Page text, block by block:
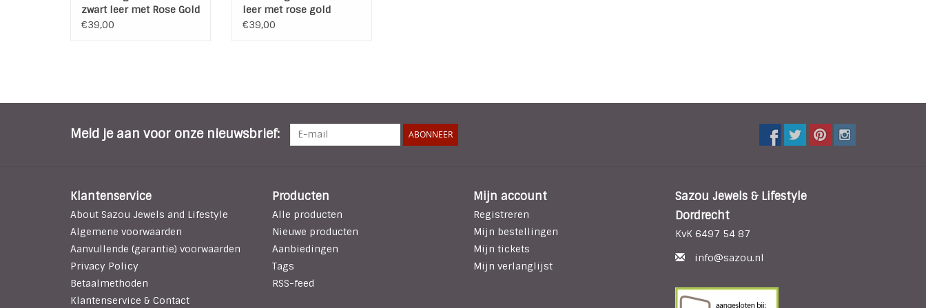
zwart leer met Rose Gold
plated beads en hanger
€39,00
leer met rose gold
plated beads en hanger
€39,00
Meld je aan voor onze nieuwsbrief: ABONNEER
Klantenservice
About Sazou Jewels and Lifestyle
Algemene voorwaarden
Aanvullende (garantie) voorwaarden
Privacy Policy
Betaalmethoden
Klantenservice & Contact
Producten
Alle producten
Nieuwe producten
Aanbiedingen
Tags
RSS-feed
Mijn account
Registreren
Mijn bestellingen
Mijn tickets
Mijn verlanglijst
Sazou Jewels & Lifestyle
Dordrecht
KvK 6497 54 87
info@sazou.nl